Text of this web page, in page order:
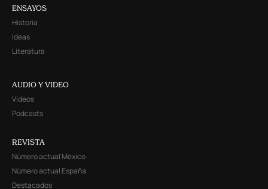
ENSAYOS
Historia
Ideas
Literatura
AUDIO Y VIDEO
Videos
Podcasts
REVISTA
Número actual México
Número actual España
Destacados